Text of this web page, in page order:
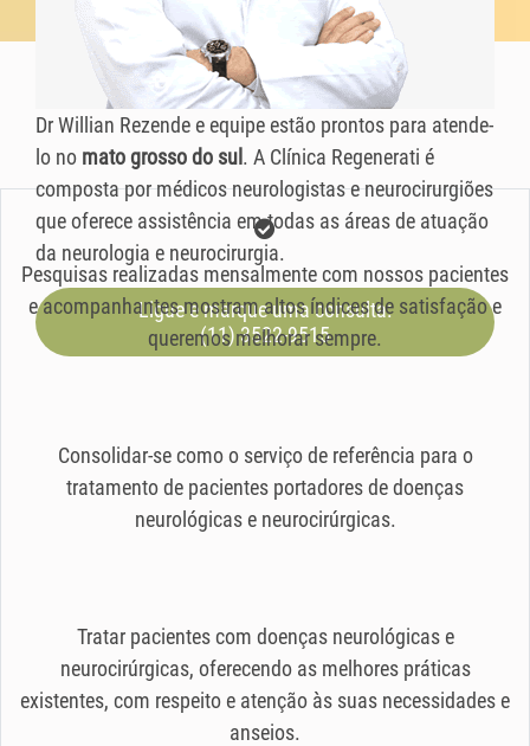
Dr Willian Rezende e equipe estão prontos para atende-
lo no mato grosso do sul . A Clínica Regenerati é
composta por médicos neurologistas e neurocirurgiões
que oferece assistência em todas as áreas de atuação
da neurologia e neurocirurgia.
Ligue e marque uma consulta:
(11) 3522-9515
Pesquisas realizadas mensalmente com nossos pacientes
e acompanhantes mostram altos índices de satisfação e
queremos melhorar sempre.
Consolidar-se como o serviço de referência para o
tratamento de pacientes portadores de doenças
neurológicas e neurocirúrgicas.
Tratar pacientes com doenças neurológicas e
neurocirúrgicas, oferecendo as melhores práticas
existentes, com respeito e atenção às suas necessidades e
anseios.